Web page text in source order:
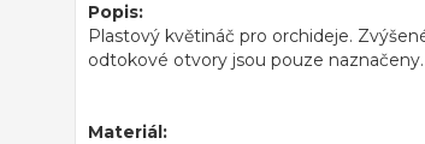
Popis:
Plastový květináč pro orchideje.
odtokové otvory jsou pouze naznačeny.
Materiál: